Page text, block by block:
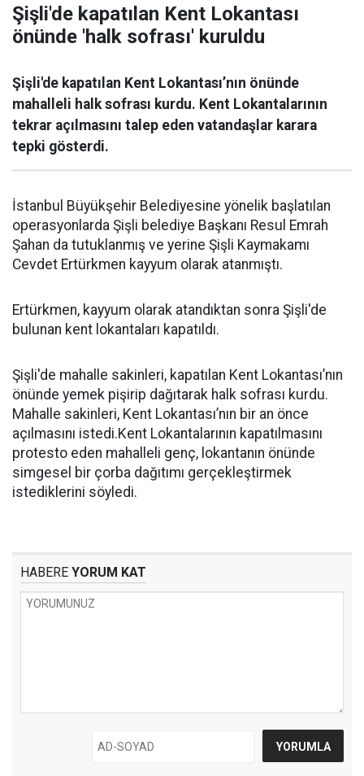
Şişli'de kapatılan Kent Lokantası
önünde 'halk sofrası' kuruldu
Şişli'de kapatılan Kent Lokantası’nın önünde
mahalleli halk sofrası kurdu. Kent Lokantalarının
tekrar açılmasını talep eden vatandaşlar karara
tepki gösterdi.
İstanbul Büyükşehir Belediyesine yönelik başlatılan
operasyonlarda Şişli belediye Başkanı Resul Emrah
Şahan da tutuklanmış ve yerine Şişli Kaymakamı
Cevdet Ertürkmen kayyum olarak atanmıştı.
Ertürkmen, kayyum olarak atandıktan sonra Şişli'de
bulunan kent lokantaları kapatıldı.
Şişli'de mahalle sakinleri, kapatılan Kent Lokantası’nın
önünde yemek pişirip dağıtarak halk sofrası kurdu.
Mahalle sakinleri, Kent Lokantası’nın bir an önce
açılmasını istedi.Kent Lokantalarının kapatılmasını
protesto eden mahalleli genç, lokantanın önünde
simgesel bir çorba dağıtımı gerçekleştirmek
istediklerini söyledi.
HABERE YORUM KAT